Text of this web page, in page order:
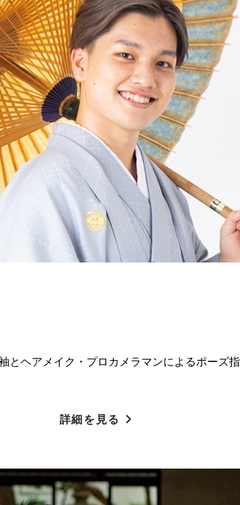
ヘアメイク・プロカメラマンによるポーズ
詳細を見る